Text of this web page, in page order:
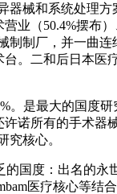
器械和系统处理方
业（50.4%摆布
制制厂，并一曲
。二和后日本医
。是最大的国度
诺所有的手术器
究核心。
国度：出名的永
医疗核心等结